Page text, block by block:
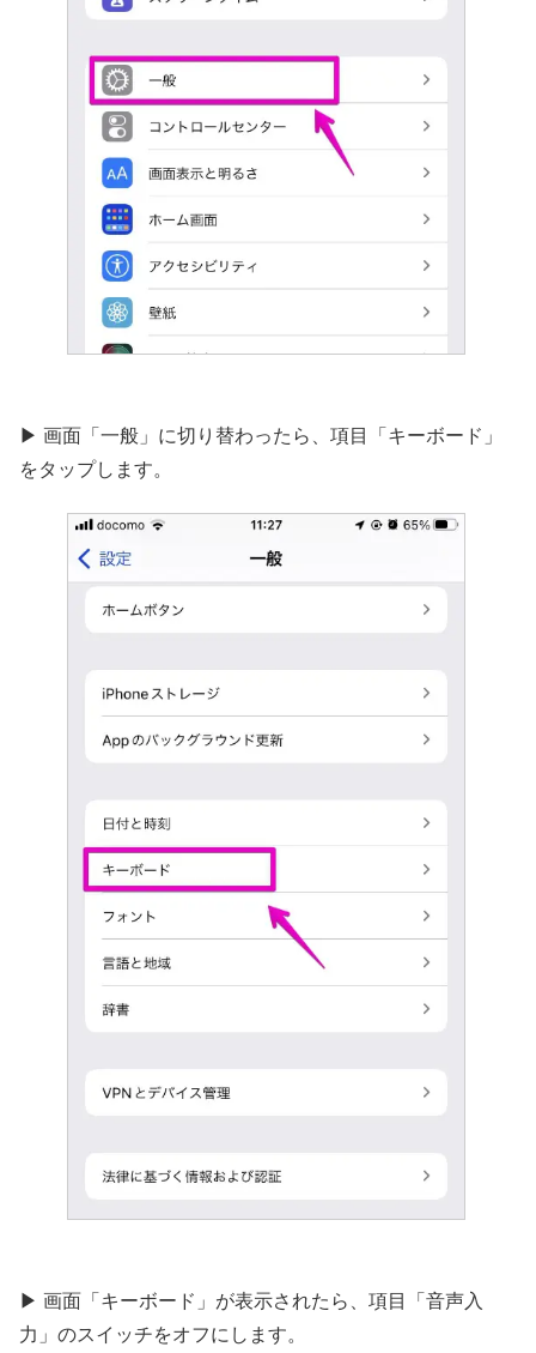
▶︎ 画面「一般」に切り替わったら、項目「キーボード」
をタップします。
▶︎ 画面「キーボード」が表示されたら、項目「音声入
力」のスイッチをオフにします。